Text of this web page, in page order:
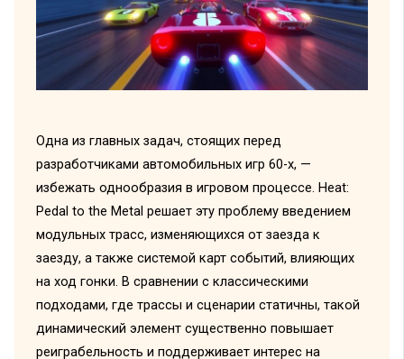
Одна из главных задач, стоящих перед
разработчиками автомобильных игр 60-х, —
избежать однообразия в игровом процессе. Heat:
Pedal to the Metal решает эту проблему введением
модульных трасс, изменяющихся от заезда к
заезду, а также системой карт событий, влияющих
на ход гонки. В сравнении с классическими
подходами, где трассы и сценарии статичны, такой
динамический элемент существенно повышает
реиграбельность и поддерживает интерес на